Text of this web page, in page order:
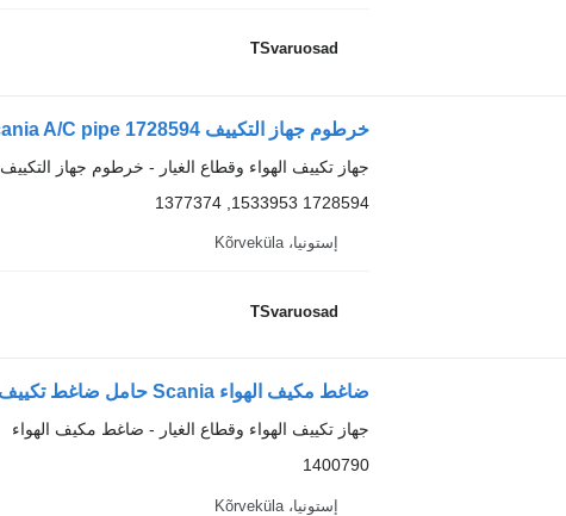
TSvaruosad
خرطوم جهاز التكييف Scania A/C pipe 1728594 لـ السيارات القاطرة Scania R420
جهاز تكييف الهواء وقطاع الغيار - خرطوم جهاز التكييف
1728594 1533953, 1377374
إستونيا، Kõrveküla
TSvaruosad
ضاغط مكيف الهواء Scania حامل ضاغط تكييف الهواء 1400790 لـ السيارات القاطرة Scania R420
جهاز تكييف الهواء وقطاع الغيار - ضاغط مكيف الهواء
1400790
إستونيا، Kõrveküla